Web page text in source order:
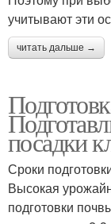
учитывают эти
читать дальше →
посадки
Сроки
Высокая
подготовки